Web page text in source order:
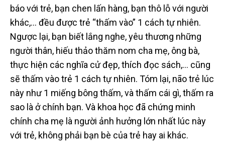
báo với trẻ, bạn chen lấn hàng, bạn thô lỗ với người
khác,… đều được trẻ “thấm vào” 1 cách tự nhiên.
Ngược lại, bạn biết lắng nghe, yêu thương những
người thân, hiếu thảo thăm nom cha mẹ, ông bà,
thực hiện các nghĩa cử đẹp, thích đọc sách,… cũng
sẽ thấm vào trẻ 1 cách tự nhiên. Tóm lại, não trẻ lúc
này như 1 miếng bông thấm, và thấm cái gì, thấm ra
sao là ở chính bạn. Và khoa học đã chứng minh
chính cha mẹ là người ảnh hưởng lớn nhất lúc này
với trẻ, không phải bạn bè của trẻ hay ai khác.